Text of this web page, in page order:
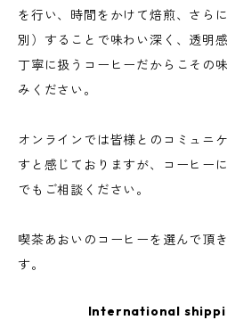
を行い、時間をかけて焙煎、さら
別）することで味わい深く、透明
丁寧に扱うコーヒーだからこその
みください。
オンラインでは皆様とのコミュニ
すと感じておりますが、コーヒー
でもご相談ください。
喫茶あおいのコーヒーを選んで頂
す。
International